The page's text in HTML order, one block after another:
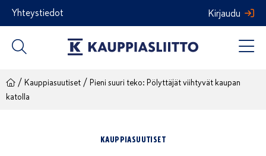
Siirry
sisältöön
Yhteystiedot Kirjaudu
/ Kauppiasuutiset / Pieni suuri teko: Pölyttäjät viihtyvät kaupan
katolla
KAUPPIASUUTISET